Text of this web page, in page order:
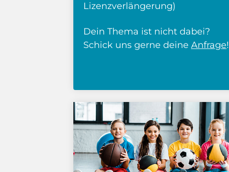
Lizenzverlängerung)
Dein Thema ist nicht dabei?
Schick uns gerne deine Anfrage!